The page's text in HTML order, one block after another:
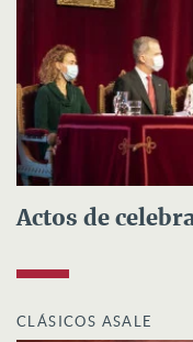
Actos de
CLÁSICOS ASALE